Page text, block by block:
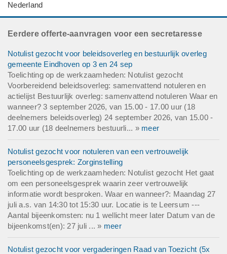
Nederland
Eerdere offerte-aanvragen voor een secretaresse
Notulist gezocht voor beleidsoverleg en bestuurlijk overleg
gemeente Eindhoven op 3 en 24 sep
Toelichting op de werkzaamheden: Notulist gezocht
Voorbereidend beleidsoverleg: samenvattend notuleren en
actielijst Bestuurlijk overleg: samenvattend notuleren Waar en
wanneer? 3 september 2026, van 15.00 - 17.00 uur (18
deelnemers beleidsoverleg) 24 september 2026, van 15.00 -
17.00 uur (18 deelnemers bestuurli... » meer
Notulist gezocht voor notuleren van een vertrouwelijk
personeelsgesprek: Zorginstelling
Toelichting op de werkzaamheden: Notulist gezocht Het gaat
om een personeelsgesprek waarin zeer vertrouwelijk
informatie wordt besproken. Waar en wanneer?: Maandag 27
juli a.s. van 14:30 tot 15:30 uur. Locatie is te Leersum ---
Aantal bijeenkomsten: nu 1 wellicht meer later Datum van de
bijeenkomst(en): 27 juli ... » meer
Notulist gezocht voor vergaderingen Raad van Toezicht (5x